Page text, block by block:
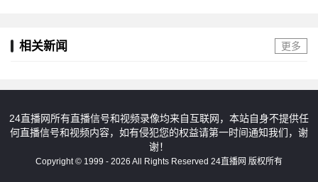
相关新闻 更多
24直播网所有直播信号和视频录像均来自互联网，本站自身不提供任
何直播信号和视频内容，如有侵犯您的权益请第一时间通知我们，谢
谢！
Copyright © 1999 - 2026 All Rights Reserved 24直播网 版权所有